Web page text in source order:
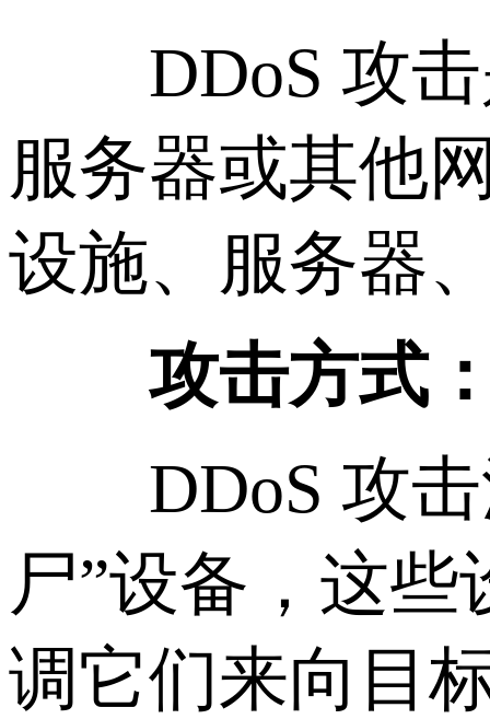
DDoS 攻击
服务器或其他
设施、服务器
攻击方式
DDoS 攻击
尸”设备，这
调它们来向目